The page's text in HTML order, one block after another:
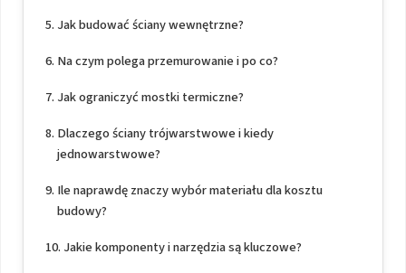
Jak budować ściany wewnętrzne?
Na czym polega przemurowanie i po co?
Jak ograniczyć mostki termiczne?
Dlaczego ściany trójwarstwowe i kiedy
jednowarstwowe?
Ile naprawdę znaczy wybór materiału dla kosztu
budowy?
Jakie komponenty i narzędzia są kluczowe?